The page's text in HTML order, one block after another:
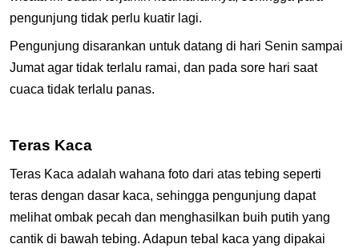
pengunjung tidak perlu kuatir lagi.
Pengunjung disarankan untuk datang di hari Senin sampai
Jumat agar tidak terlalu ramai, dan pada sore hari saat
cuaca tidak terlalu panas.
Teras Kaca
Teras Kaca adalah wahana foto dari atas tebing seperti
teras dengan dasar kaca, sehingga pengunjung dapat
melihat ombak pecah dan menghasilkan buih putih yang
cantik di bawah tebing. Adapun tebal kaca yang dipakai